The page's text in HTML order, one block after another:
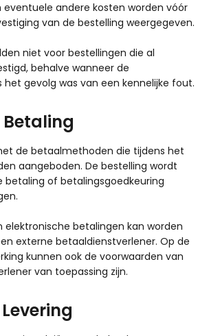
eventuele andere kosten worden vóór
van de bestelling weergegeven.
niet voor bestellingen die al
behalve wanneer de
het gevolg was van een kennelijke fout.
de betaalmethoden die tijdens het
aangeboden. De bestelling wordt
betaling of betalingsgoedkeuring
elektronische betalingen kan worden
externe betaaldienstverlener. Op de
kunnen ook de voorwaarden van
van toepassing zijn.